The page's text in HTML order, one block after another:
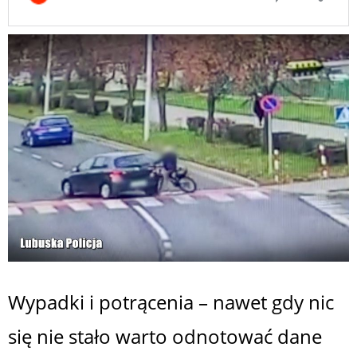
Wypadki i potrącenia – nawet gdy nic
się nie stało warto odnotować dane